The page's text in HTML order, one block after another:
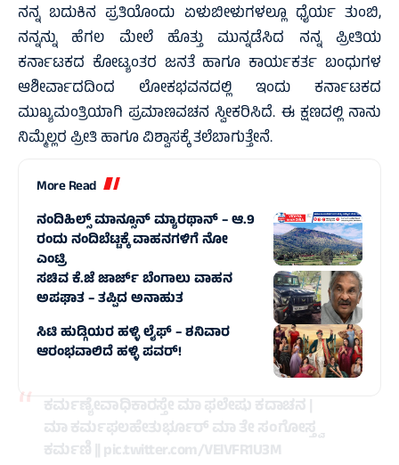
ನನ್ನ ಬದುಕಿನ ಪ್ರತಿಯೊಂದು ಏಳುಬೀಳುಗಳಲ್ಲೂ ಧೈರ್ಯ ತುಂಬಿ,
ನನ್ನನ್ನು ಹೆಗಲ ಮೇಲೆ ಹೊತ್ತು ಮುನ್ನಡೆಸಿದ ನನ್ನ ಪ್ರೀತಿಯ
ಕರ್ನಾಟಕದ ಕೋಟ್ಯಂತರ ಜನತೆ ಹಾಗೂ ಕಾರ್ಯಕರ್ತ ಬಂಧುಗಳ
ಆಶೀರ್ವಾದದಿಂದ ಲೋಕಭವನದಲ್ಲಿ ಇಂದು ಕರ್ನಾಟಕದ
ಮುಖ್ಯಮಂತ್ರಿಯಾಗಿ ಪ್ರಮಾಣವಚನ ಸ್ವೀಕರಿಸಿದೆ. ಈ ಕ್ಷಣದಲ್ಲಿ ನಾನು
ನಿಮ್ಮೆಲ್ಲರ ಪ್ರೀತಿ ಹಾಗೂ ವಿಶ್ವಾಸಕ್ಕೆ ತಲೆಬಾಗುತ್ತೇನೆ.
More Read
ನಂದಿಹಿಲ್ಸ್ ಮಾನ್ಸೂನ್ ಮ್ಯಾರಥಾನ್ – ಆ.9
ರಂದು ನಂದಿಬೆಟ್ಟಕ್ಕೆ ವಾಹನಗಳಿಗೆ ನೋ
ಎಂಟ್ರಿ
ಸಚಿವ ಕೆ.ಜೆ ಜಾರ್ಜ್ ಬೆಂಗಾಲು ವಾಹನ
ಅಪಘಾತ – ತಪ್ಪಿದ ಅನಾಹುತ
ಸಿಟಿ ಹುಡ್ಗಿಯರ ಹಳ್ಳಿ ಲೈಫ್‌ – ಶನಿವಾರ
ಆರಂಭವಾಲಿದೆ ಹಳ್ಳಿ ಪವರ್‌!
ಕರ್ಮಣ್ಯೇವಾಧಿಕಾರಸ್ತೇ ಮಾ ಫಲೇಷು ಕದಾಚನ |
ಮಾ ಕರ್ಮಫಲಹೇತುರ್ಭೂರ್ ಮಾ ತೇ ಸಂಗೋಸ್ತ್ವ
ಕರ್ಮಣಿ ||pic.twitter.com/VElVFR1U3M